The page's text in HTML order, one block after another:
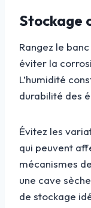
Stockage
Rangez le
éviter la
L’humidité
durabilité des
Évitez les
qui peuvent
mécanismes
une cave
de stockage